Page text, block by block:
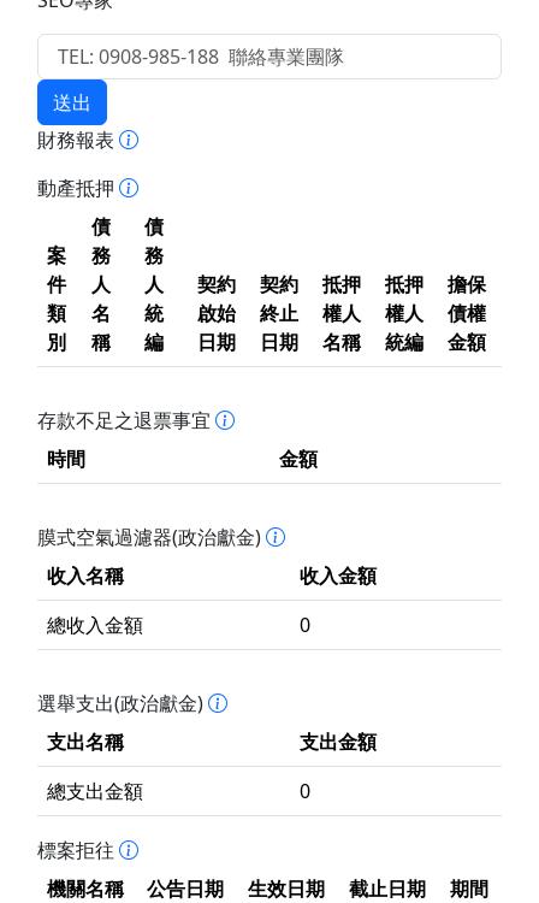
送出
財務報表
動產抵押
案
件
類
別
債
務
人
名
稱
債
務
人
統
編
契約
啟始
日期
契約
終止
日期
抵押
權人
名稱
抵押
權人
統編
擔保
債權
金額
存款不足之退票事宜
時間
金額
膜式空氣過濾器(政治獻金)
收入名稱
收入金額
總收入金額
0
選舉支出(政治獻金)
支出名稱
支出金額
總支出金額
0
標案拒往
機關名稱
公告日期 生效日期 截止日期 期間